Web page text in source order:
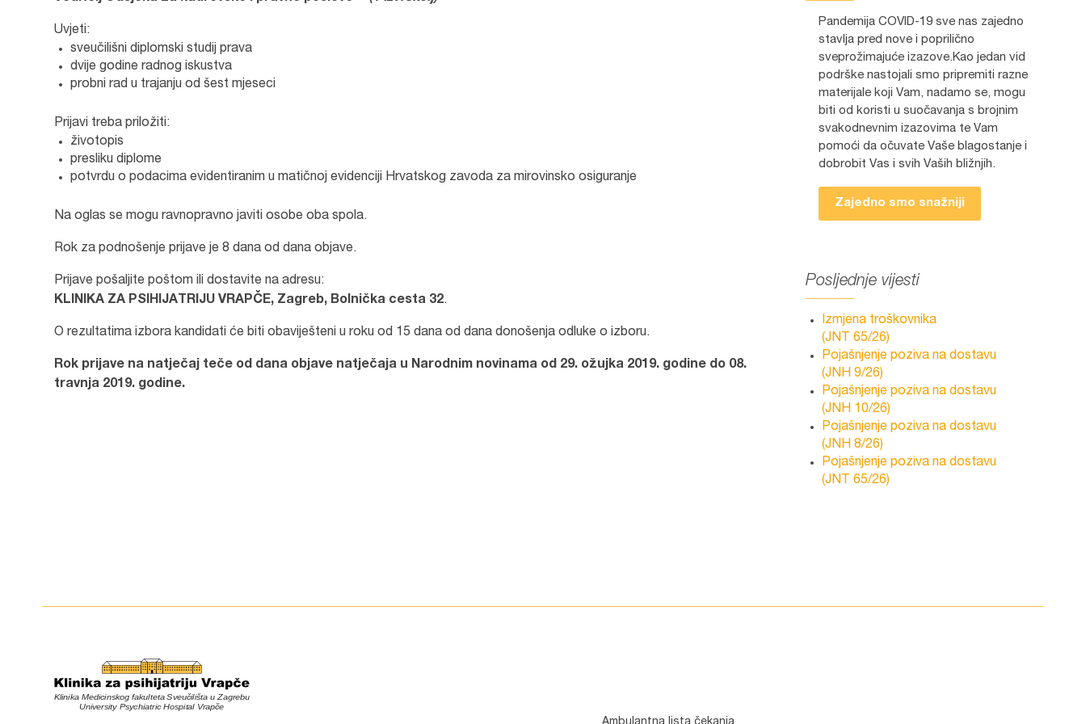
Uvjeti:
sveučilišni diplomski studij prava
dvije godine radnog iskustva
probni rad u trajanju od šest mjeseci
Prijavi treba priložiti:
životopis
presliku diplome
potvrdu o podacima evidentiranim u matičnoj evidenciji Hrvatskog zavoda za mirovinsko osiguranje
Na oglas se mogu ravnopravno javiti osobe oba spola.
Rok za podnošenje prijave je 8 dana od dana objave.
Prijave pošaljite poštom ili dostavite na adresu:
KLINIKA ZA PSIHIJATRIJU VRAPČE, Zagreb, Bolnička cesta 32.
O rezultatima izbora kandidati će biti obaviješteni u roku od 15 dana od dana donošenja odluke o izboru.
Rok prijave na natječaj teče od dana objave natječaja u Narodnim novinama od 29. ožujka 2019. godine do 08.
travnja 2019. godine.
Pandemija COVID-19 sve nas zajedno
stavlja pred nove i poprilično
sveprožimajuće izazove.Kao jedan vid
podrške nastojali smo pripremiti razne
materijale koji Vam, nadamo se, mogu
biti od koristi u suočavanja s brojnim
svakodnevnim izazovima te Vam
pomoći da očuvate Vaše blagostanje i
dobrobit Vas i svih Vaših bližnjih.
Zajedno smo snažniji
Posljednje vijesti
Izmjena troškovnika
(JNT 65/26)
Pojašnjenje poziva na dostavu
(JNH 9/26)
Pojašnjenje poziva na dostavu
(JNH 10/26)
Pojašnjenje poziva na dostavu
(JNH 8/26)
Pojašnjenje poziva na dostavu
(JNT 65/26)